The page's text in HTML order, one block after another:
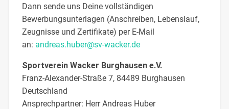
Dann sende uns Deine vollständigen
Bewerbungsunterlagen (Anschreiben, Lebenslauf,
Zeugnisse und Zertifikate) per E-Mail
an: andreas.huber@sv-wacker.de
Sportverein Wacker Burghausen e.V.
Franz-Alexander-Straße 7, 84489 Burghausen
Deutschland
Ansprechpartner: Herr Andreas Huber